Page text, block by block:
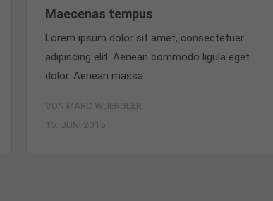
Maecenas tempus
Lorem ipsum dolor sit amet, consectetuer
adipiscing elit. Aenean commodo ligula eget
dolor. Aenean massa.
VON MARC WUERGLER
15. JUNI 2015